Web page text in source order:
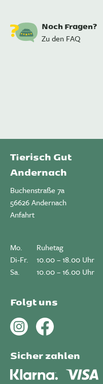
Noch Fragen?
Zu den FAQ
Tierisch Gut
Andernach
Buchenstraße 7a
56626 Andernach
Anfahrt
Mo.
Di-Fr.
Sa.
Ruhetag
10.00 – 18.00 Uhr
10.00 – 16.00 Uhr
Folgt uns
Sicher zahlen